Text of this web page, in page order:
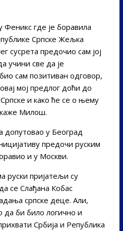
где је боравила
Српске Жељка
сусрета предочио сам јој
учини све да је
сам позитиван одговор,
мој предлог доћи до
и како ће се о њему
каже Милош.
допутовао у Београд
предочи руским
и у Москви.
руски пријатељи су
се Слађана Кобас
српске деце. Али,
да би било логично и
Србија и Република